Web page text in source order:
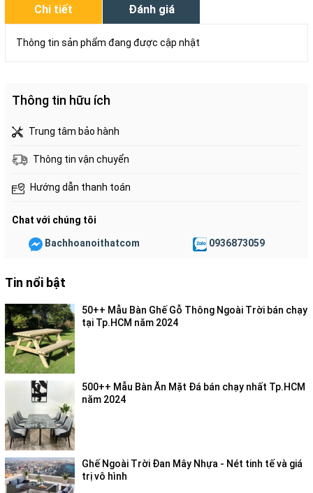
Chi tiết Đánh giá
Thông tin sản phẩm đang được cập nhật
Thông tin hữu ích
Trung tâm bảo hành
Thông tin vận chuyển
Hướng dẫn thanh toán
Chat với chúng tôi
Bachhoanoithatcom 0936873059
Tin nổi bật
50++ Mẫu Bàn Ghế Gỗ Thông Ngoài Trời bán chạy
tại Tp.HCM năm 2024
500++ Mẫu Bàn Ăn Mặt Đá bán chạy nhất Tp.HCM
năm 2024
Ghế Ngoài Trời Đan Mây Nhựa - Nét tinh tế và giá
trị vô hình